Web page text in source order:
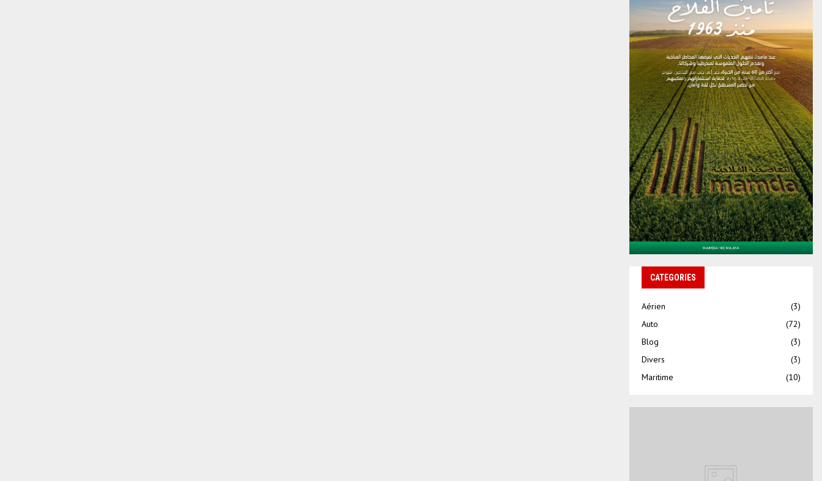
CATEGORIES
Aérien
(3)
Auto
(72)
Blog
(3)
Divers
(3)
Maritime
(10)